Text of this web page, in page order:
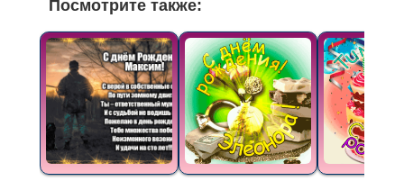
Посмотрите также: